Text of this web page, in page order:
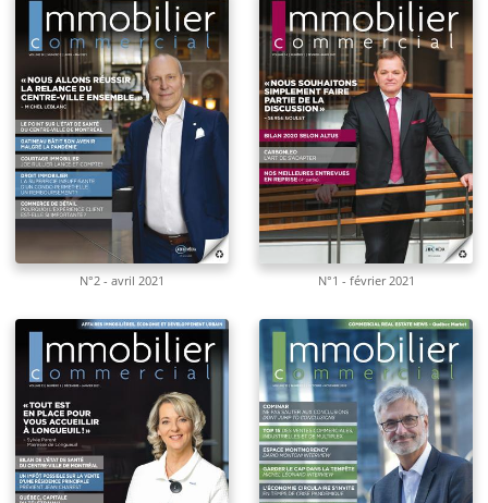
N°2 - avril 2021 N°1 - février 2021